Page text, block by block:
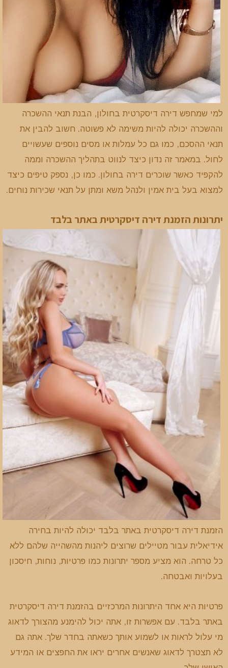
למי שמחפש דירה דיסקרטית בחולון, הבנת תנאי ההשכרה
וההשכרה יכולה להיות משימה לא פשוטה. חשוב להבין את
תנאי ההסכם, כמו גם כל עמלות או מסים נוספים שעשויים
לחול. במאמר זה נדון כיצד לנווט בתהליך ההשכרה וממה
להקפיד כאשר שוכרים דירה בחולון. כמו כן, נספק טיפים כיצד
למצוא בעל בית אמין ולנהל משא ומתן על תנאי שכירות נוחים.
יתרונות הזמנת דירה דיסקרטית באתר בלבד
הזמנת דירה דיסקרטית באתר בלבד יכולה להיות בחירה
אידיאלית עבור מטיילים שרוצים ליהנות מהשהייה שלהם ללא
כל טרחה. הוא מציע מספר יתרונות כמו פרטיות, נוחות, חיסכון
בעלויות ואבטחה.
פרטיות היא אחד היתרונות המרכזיים בהזמנת דירה דיסקרטית
באתר בלבד. עם אפשרות זו, אתה יכול להימנע מהצורך לדאוג
מי עלול לראות או לשמוע אותך כשאתה בחדר שלך. אתה גם
לא תצטרך לדאוג שאנשים אחרים יראו את החפצים או המידע